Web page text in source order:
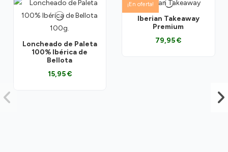
Loncheado de Paleta
100% Ibérica de
Bellota
15,95 €
¡En oferta!
Iberian Takeaway
Premium
79,95 €